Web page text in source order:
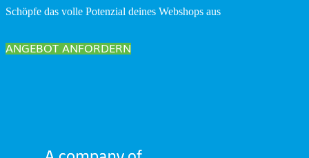
Schöpfe das volle Potenzial deines Webshops aus
ANGEBOT ANFORDERN